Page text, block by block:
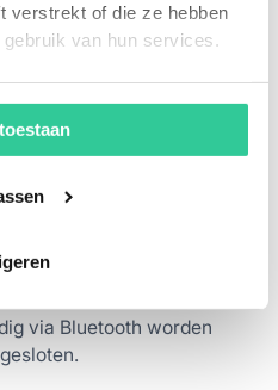
verstrekt of die ze hebben
van hun services.
terwijl fietsen
via Bluetooth worden